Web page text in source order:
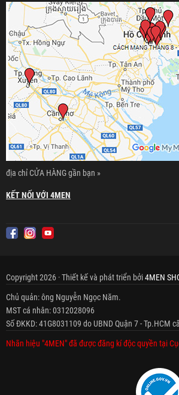
địa chỉ CỬA HÀNG gần bạn »
KẾT NỐI VỚI 4MEN
Copyright 2026 · Thiết kế và phát triển bởi4MEN
Chủ quản: ông Nguyễn Ngọc Năm.
MST cá nhân: 0312028096
Số ĐKKD: 41G8031109 do UBND Quận 7 - Tp.HCM
Nhãn hiệu "4MEN" đã được đăng kí độc quyền tại